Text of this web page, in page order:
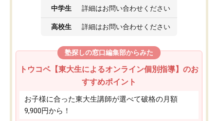
中学生 詳細はお問い合わせください
高校生 詳細はお問い合わせください
塾探しの窓口編集部からみた
トウコベ【東大生によるオンライン個別指導】のお
すすめポイント
お子様に合った東大生講師が選べて破格の月額
9,900円から！